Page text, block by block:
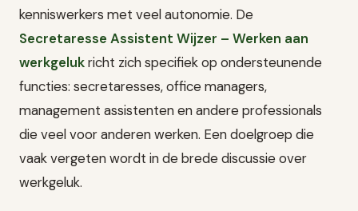
kenniswerkers met veel autonomie. De
Secretaresse Assistent Wijzer – Werken aan
werkgelukricht zich specifiek op ondersteunende
functies: secretaresses, office managers,
management assistenten en andere professionals
die veel voor anderen werken. Een doelgroep die
vaak vergeten wordt in de brede discussie over
werkgeluk.